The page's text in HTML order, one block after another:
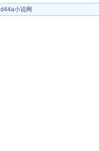
d44a小说网